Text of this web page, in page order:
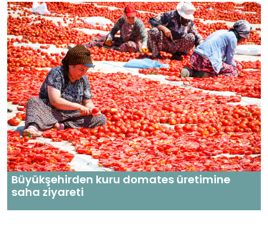
Büyükşehirden kuru domates üretimine
saha ziyareti